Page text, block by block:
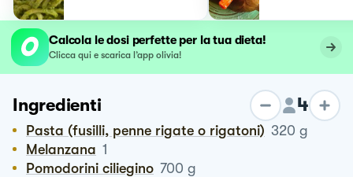
Calcola le dosi perfette per la tua dieta!
Clicca qui e scarica l’app olivia!
Ingredienti 4
Pasta (fusilli, penne rigate o rigatoni) 320 g
Melanzana 1
Pomodorini ciliegino 700 g